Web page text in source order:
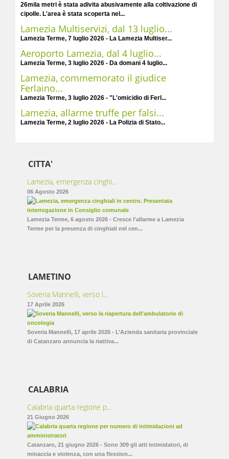
26mila metri è stata adivita abusivamente alla coltivazione di
cipolle. L'area è stata scoperta nel...
Lamezia Multiservizi, dal 13 luglio...
Lamezia Terme, 7 luglio 2026 - La Lamezia Multiser...
Aeroporto Lamezia, dal 4 luglio...
Lamezia Terme, 3 luglio 2026 - Da domani 4 luglio...
Lamezia, commemorato il giudice
Ferlaino...
Lamezia Terme, 3 luglio 2026 - "L'omicidio di Ferl...
Lamezia, allarme truffe per falsi...
Lamezia Terme, 2 luglio 2026 - La Polizia di Stato...
CITTA'
Lamezia, emergenza cinghi...
06 Agosto 2026
Lamezia Terme, 6 agosto 2026 - Cresce l'allarme a Lamezia
Terme per la presenza di cinghiali nel cen...
LAMETINO
Soveria Mannelli, verso l...
17 Aprile 2026
Soveria Mannelli, 17 aprile 2026 - L’Azienda sanitaria provinciale
di Catanzaro annuncia la riattiva...
CALABRIA
Calabria quarta regione p...
21 Giugno 2026
Catanzaro, 21 giugno 2026 - Sono 309 gli atti intimidatori, di
minaccia e violenza, con una flession...